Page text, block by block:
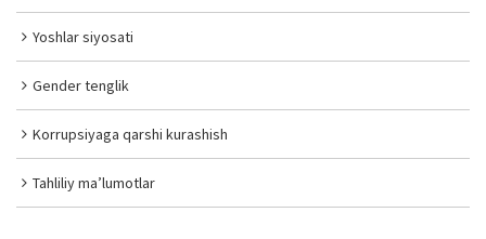
Yoshlar siyosati
Gender tenglik
Korrupsiyaga qarshi kurashish
Tahliliy ma’lumotlar